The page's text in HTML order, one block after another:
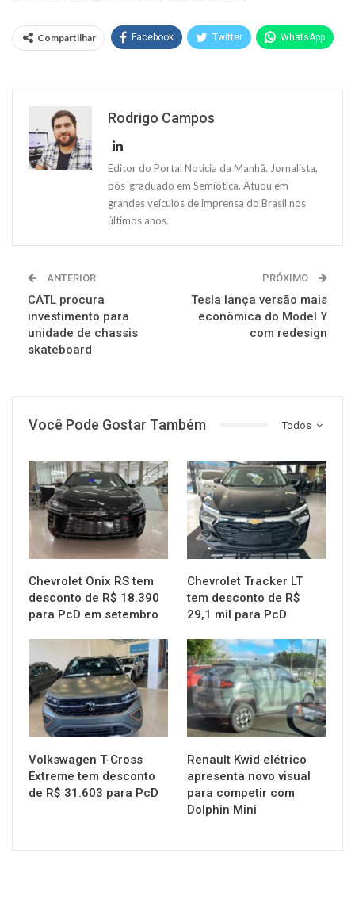
Compartilhar Facebook Twitter WhatsApp
Rodrigo Campos
Editor do Portal Notícia da Manhã. Jornalista,
pós-graduado em Semiótica. Atuou em
grandes veículos de imprensa do Brasil nos
últimos anos.
ANTERIOR
CATL procura
investimento para
unidade de chassis
skateboard
PRÓXIMO
Tesla lança versão mais
econômica do Model Y
com redesign
Todos
Você Pode Gostar Também
MUNDO AUTOMOTIVO
Chevrolet Onix RS tem
desconto de R$ 18.390
para PcD em setembro
MUNDO AUTOMOTIVO
Chevrolet Tracker LT
tem desconto de R$
29,1 mil para PcD
MUNDO AUTOMOTIVO
Volkswagen T-Cross
Extreme tem desconto
de R$ 31.603 para PcD
MUNDO AUTOMOTIVO
Renault Kwid elétrico
apresenta novo visual
para competir com
Dolphin Mini